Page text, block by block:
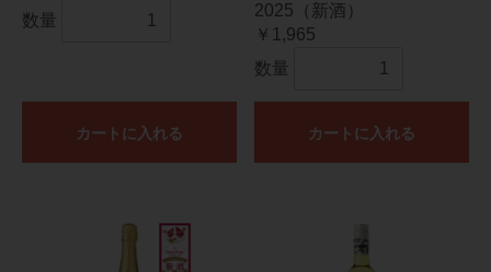
数量
カートに入れる
2025（新酒）
￥1,965
数量
カートに入れる